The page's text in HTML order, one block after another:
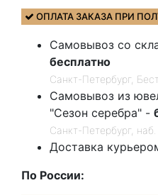
ОПЛАТА ЗАКАЗА ПРИ
Самовывоз со
бесплатно
Санкт-Петербург,
Самовывоз из
"Сезон серебра" -
Санкт-Петербург,
Доставка
По России: